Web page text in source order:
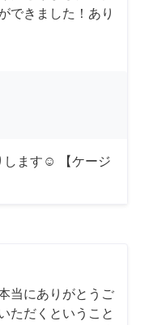
できました！あり
ます☺︎ 【ケージ
当にありがとうご
ただくということ